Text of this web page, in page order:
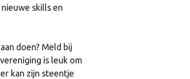
skills en
doen? Meld bij
is leuk om
kan zijn steentje